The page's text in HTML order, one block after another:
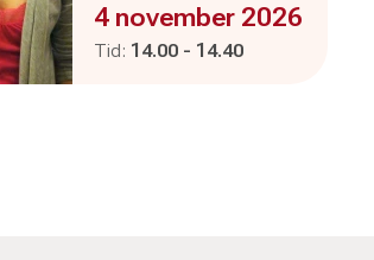
Evenemanget är :
4 november 2026
Tid: Pågår mellan
14.00 - och
14.40